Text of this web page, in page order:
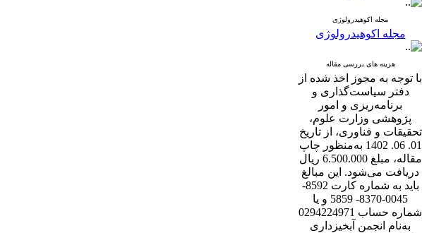
مجله اکوهیدرولوژی
مجله اکوهیدرولوژی
هزینه های بررسی مقاله
با توجه به مجوز اخذ شده از
دفتر سیاست‌گذاری و
برنامه‌ریزی و امور
پژوهشی وزارت علوم،
تحقیقات و فناوری، از تاریخ
01. 06. 1402 به‌منظور چاپ
مقاله، مبلغ 6.500.000 ریال
دریافت می‌شود. این مبالغ
باید به شماره کارت 8592-
0045-8370- 5859 و یا
شماره حساب 0294224971
به‌نام انجمن آبخیزداری